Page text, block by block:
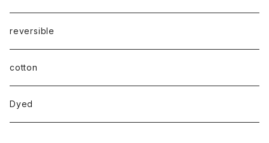
reversible
cotton
Dyed